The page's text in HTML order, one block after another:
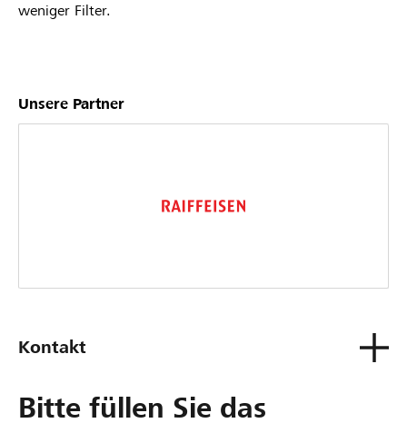
weniger Filter.
Unsere Partner
Kontakt
Bitte füllen Sie das